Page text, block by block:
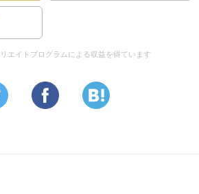
エイトプログラムによる収益を得ています